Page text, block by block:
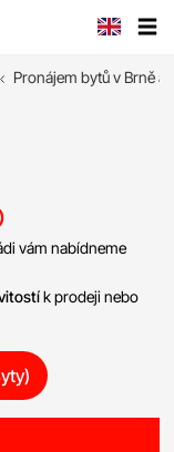
Pronájem bytů v Brně a
vám nabídneme
k prodeji nebo